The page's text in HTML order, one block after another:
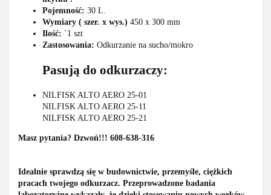
Pojemność: 30 L.
Wymiary ( szer. x wys.) 450 x 300 mm
Ilość: `1 szt
Zastosowania: Odkurzanie na sucho/mokro
Pasują do odkurzaczy:
NILFISK ALTO AERO 25-01
NILFISK ALTO AERO 25-11
NILFISK ALTO AERO 25-21
Masz pytania? Dzwoń!!! 608-638-316
Idealnie sprawdzą się w budownictwie, przemyśle, ciężkich
pracach twojego odkurzacz. Przeprowadzone badania